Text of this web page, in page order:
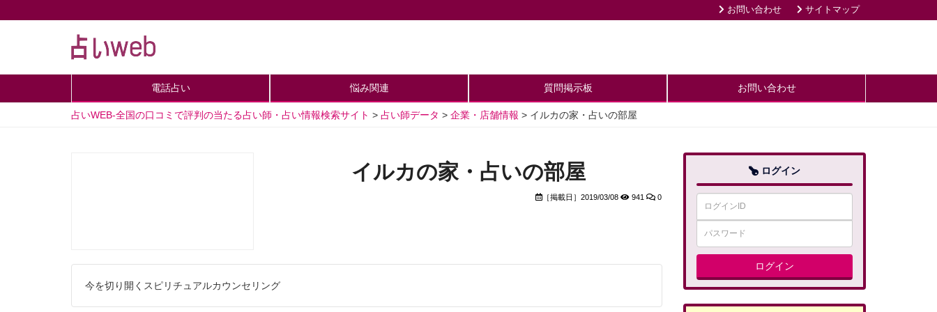
お問い合わせ サイトマップ
電話占い 悩み関連 質問掲示板 お問い合わせ
占いWEB-全国の口コミで評判の当たる占い師・占い情報検索サイト > 占い師データ > 企業・店舗情報 > イルカの家・占いの部屋
イルカの家・占いの部屋
［掲載日］2019/03/08 941 0
今を切り開くスピリチュアルカウンセリング
ログイン
ログイン